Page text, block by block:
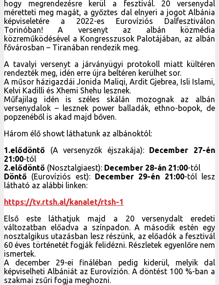
hogy megrendezésre kerül a fesztivál. 20 versenydal
méretteti meg magát, a győztes dal elnyeri a jogot Albánia
képviseletére a 2022-es Eurovíziós Dalfesztiválon
Torinóban! A versenyt az albán közmédia
közreműködésével a Kongresszusok Palotájában, az albán
fővárosban – Tiranában rendezik meg.
A tavalyi versenyt a járványügyi protokoll miatt kültéren
rendezték meg, idén erre újra beltéren kerülhet sor.
A műsor házigazdái Jonida Maliqi, Ardit Gjebrea, Isli Islami,
Kelvi Kadilli és Xhemi Shehu lesznek.
Műfajilag idén is széles skálán mozognak az albán
versenydalok – lesznek power balladák, ethno-bopok, de
popzenéből is akad majd bőven.
Három élő showt láthatunk az albánoktól:
1.elődöntő (A versenyzők éjszakája): December 27-én
21:00-tól
2.elődöntő (Nosztalgiaest): December 28-án 21:00-tól
Döntő (Eurovíziós est): December 29-én 21:00-tól lesz
látható az alábbi linken:
https://tv.rtsh.al/kanalet/rtsh-1
Első este láthatjuk majd a 20 versenydalt eredeti
változatban előadva a színpadon. A második estén egy
nosztalgikus utazásban lesz részünk, az előadók a fesztivál
60 éves történetét fogják felidézni. Részletek egyenlőre nem
ismertek.
A december 29-ei fináléban pedig kiderül, melyik dal
képviselheti Albániát az Eurovízión. A döntést 100 %-ban a
szakmai zsűri fogja meghozni.